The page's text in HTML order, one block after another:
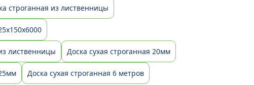
строганная из лиственницы
лиственницы Доска сухая строганная 20мм
Доска сухая строганная 6 метров